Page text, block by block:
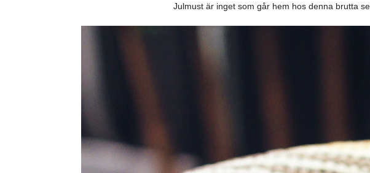
Julmust är inget som går hem hos denna brutta